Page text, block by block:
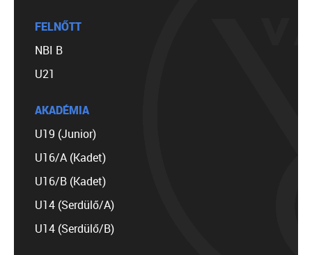
FELNŐTT
NBI B
U21
AKADÉMIA
U19 (Junior)
U16/A (Kadet)
U16/B (Kadet)
U14 (Serdülő/A)
U14 (Serdülő/B)